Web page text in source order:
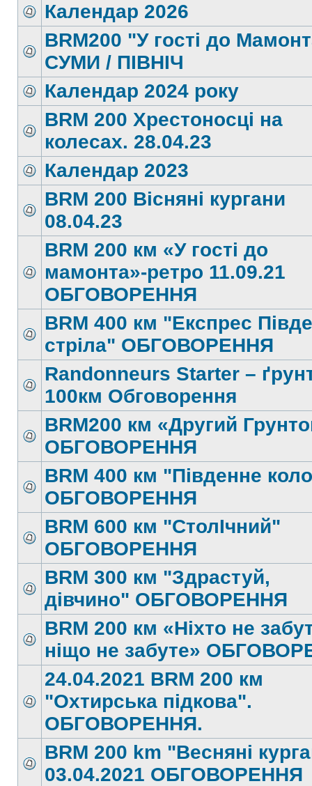
Календар 2026
BRM200 "У гості до
СУМИ / ПІВНІЧ
Календар 2024 року
BRM 200 Хрестоносці на
колесах. 28.04.23
Календар 2023
BRM 200 Вісняні кургани
08.04.23
BRM 200 км «У гості до
мамонта»-ретро 11.09.21
ОБГОВОРЕННЯ
BRM 400 км "Експрес
стріла" ОБГОВОРЕННЯ
Randonneurs Starter –
100км Обговорення
BRM200 км «Другий
ОБГОВОРЕННЯ
BRM 400 км "Південне
ОБГОВОРЕННЯ
BRM 600 км "СтолІчний"
ОБГОВОРЕННЯ
BRM 300 км "Здрастуй,
дівчино" ОБГОВОРЕННЯ
BRM 200 км «Ніхто не
ніщо не забуте»
24.04.2021 BRM 200 км
"Охтирська підкова".
ОБГОВОРЕННЯ.
BRM 200 km "Весняні
03.04.2021 ОБГОВОРЕННЯ